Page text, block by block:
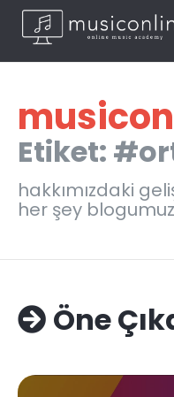
Etiket:
hakkımızdaki
her şey
Öne